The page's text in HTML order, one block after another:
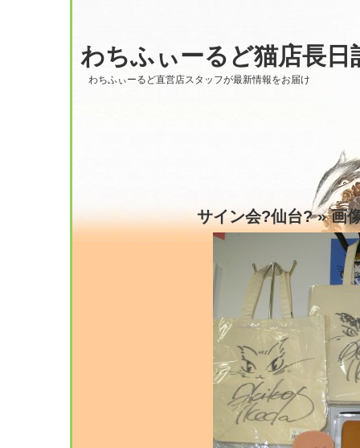
わちふぃーるど猫店長日
わちふぃーるど直営店スタッフが最新情報をお届け
サイン会?仙台?» 画